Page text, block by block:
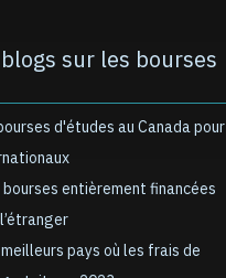
sur les bourses
d'études au Canada pour
entièrement financées
pays où les frais de